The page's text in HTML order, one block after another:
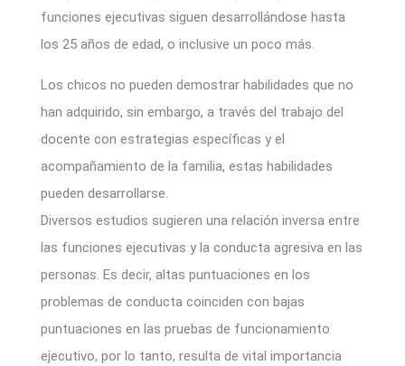
funciones ejecutivas siguen desarrollándose hasta
los 25 años de edad, o inclusive un poco más.
Los chicos no pueden demostrar habilidades que no
han adquirido, sin embargo, a través del trabajo del
docente con estrategias específicas y el
acompañamiento de la familia, estas habilidades
pueden desarrollarse.
Diversos estudios sugieren una relación inversa entre
las funciones ejecutivas y la conducta agresiva en las
personas. Es decir, altas puntuaciones en los
problemas de conducta coinciden con bajas
puntuaciones en las pruebas de funcionamiento
ejecutivo, por lo tanto, resulta de vital importancia